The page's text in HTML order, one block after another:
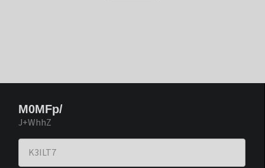
M0MFp/
J+WhhZ